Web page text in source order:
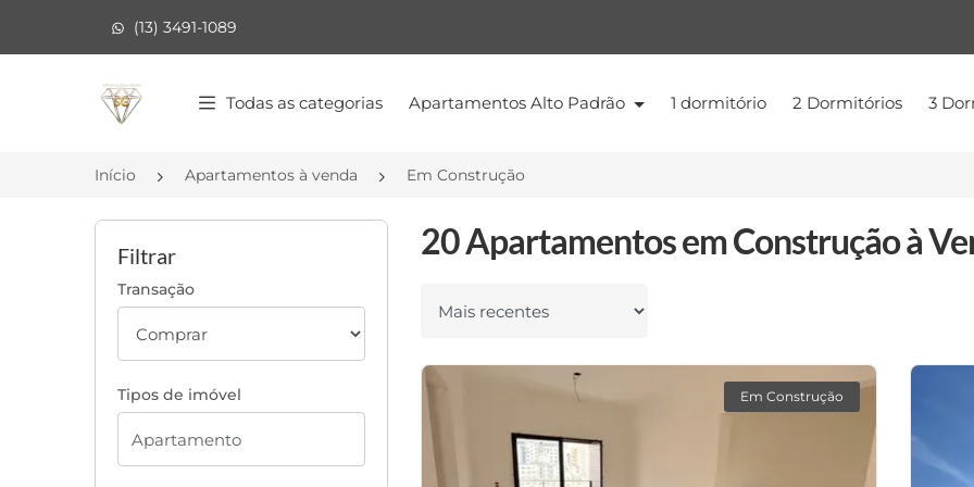
(13) 3491-1089
Página inicial
Todas as categorias Apartamentos Alto Padrão 1 dormitório 2 Dormitórios 3
Início Apartamentos à venda Em Construção
Filtrar
Transação
Tipos de imóvel
20 Apartamentos em Construção à
Ordenar por
Em Construção